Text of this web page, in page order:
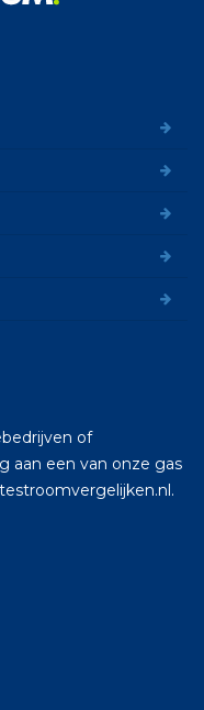
of
aan een van onze gas